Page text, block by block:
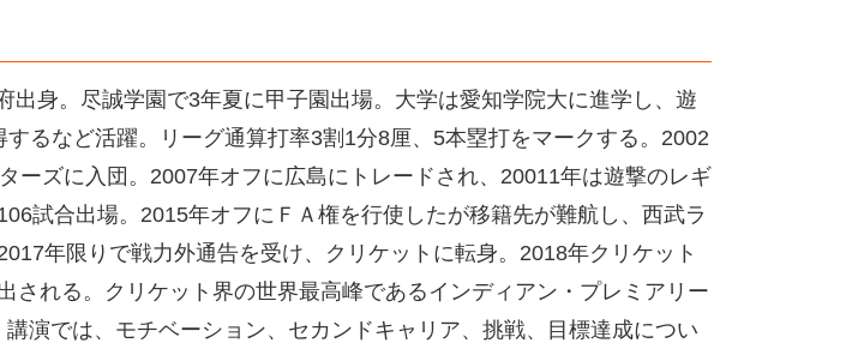
出身。尽誠学園で3年夏に甲子園出場。大学は愛知学院大に進学し、遊
るなど活躍。リーグ通算打率3割1分8厘、5本塁打をマークする。2002
ーズに入団。2007年オフに広島にトレードされ、20011年は遊撃のレギ
試合出場。2015年オフにＦＡ権を行使したが移籍先が難航し、西武ラ
年限りで戦力外通告を受け、クリケットに転身。2018年クリケット
される。クリケット界の世界最高峰であるインディアン・プレミアリー
演では、モチベーション、セカンドキャリア、挑戦、目標達成につい